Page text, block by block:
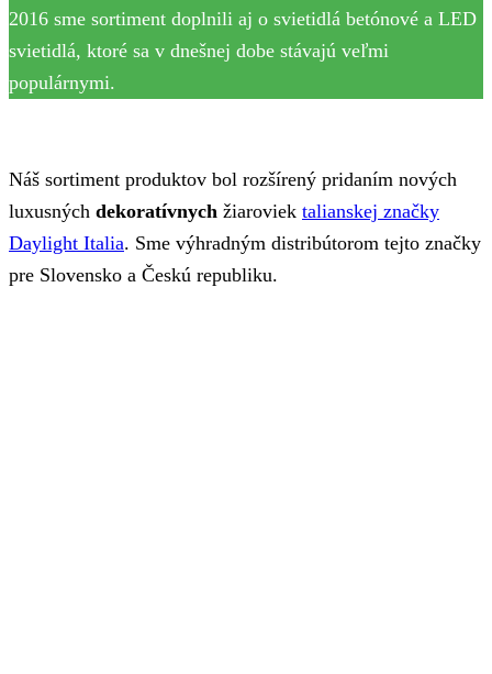
2016 sme sortiment doplnili aj o svietidlá betónové a LED
svietidlá, ktoré sa v dnešnej dobe stávajú veľmi
populárnymi.
Náš sortiment produktov bol rozšírený pridaním nových
luxusných dekoratívnych žiaroviek talianskej značky
Daylight Italia. Sme výhradným distribútorom tejto značky
pre Slovensko a Českú republiku.